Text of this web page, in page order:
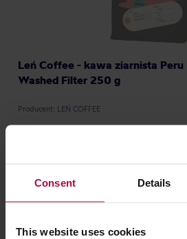
Consent Details
This website uses cookies
Leń Coffee - kawa ziarnista
Washed Filter 250 g
Producent: LEŃ COFFEE